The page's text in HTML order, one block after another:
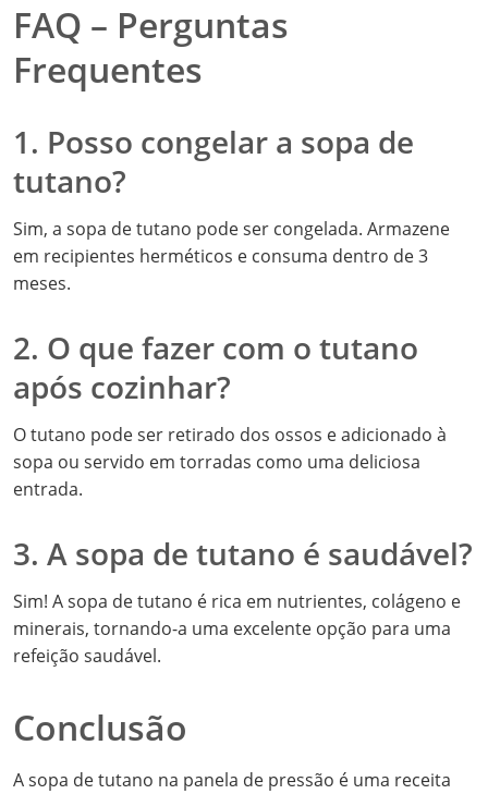
FAQ – Perguntas
Frequentes
1. Posso congelar a sopa de
tutano?
Sim, a sopa de tutano pode ser congelada. Armazene
em recipientes herméticos e consuma dentro de 3
meses.
2. O que fazer com o tutano
após cozinhar?
O tutano pode ser retirado dos ossos e adicionado à
sopa ou servido em torradas como uma deliciosa
entrada.
3. A sopa de tutano é saudável?
Sim! A sopa de tutano é rica em nutrientes, colágeno e
minerais, tornando-a uma excelente opção para uma
refeição saudável.
Conclusão
A sopa de tutano na panela de pressão é uma receita